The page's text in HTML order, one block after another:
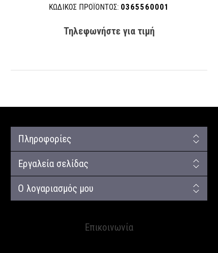
ΚΩΔΙΚΟΣ ΠΡΟΪΟΝΤΟΣ: 0365560001
Τηλεφωνήστε για τιμή
Πληροφορίες
Εργαλεία σελίδας
Ο λογαριασμός μου
Επικοινωνία